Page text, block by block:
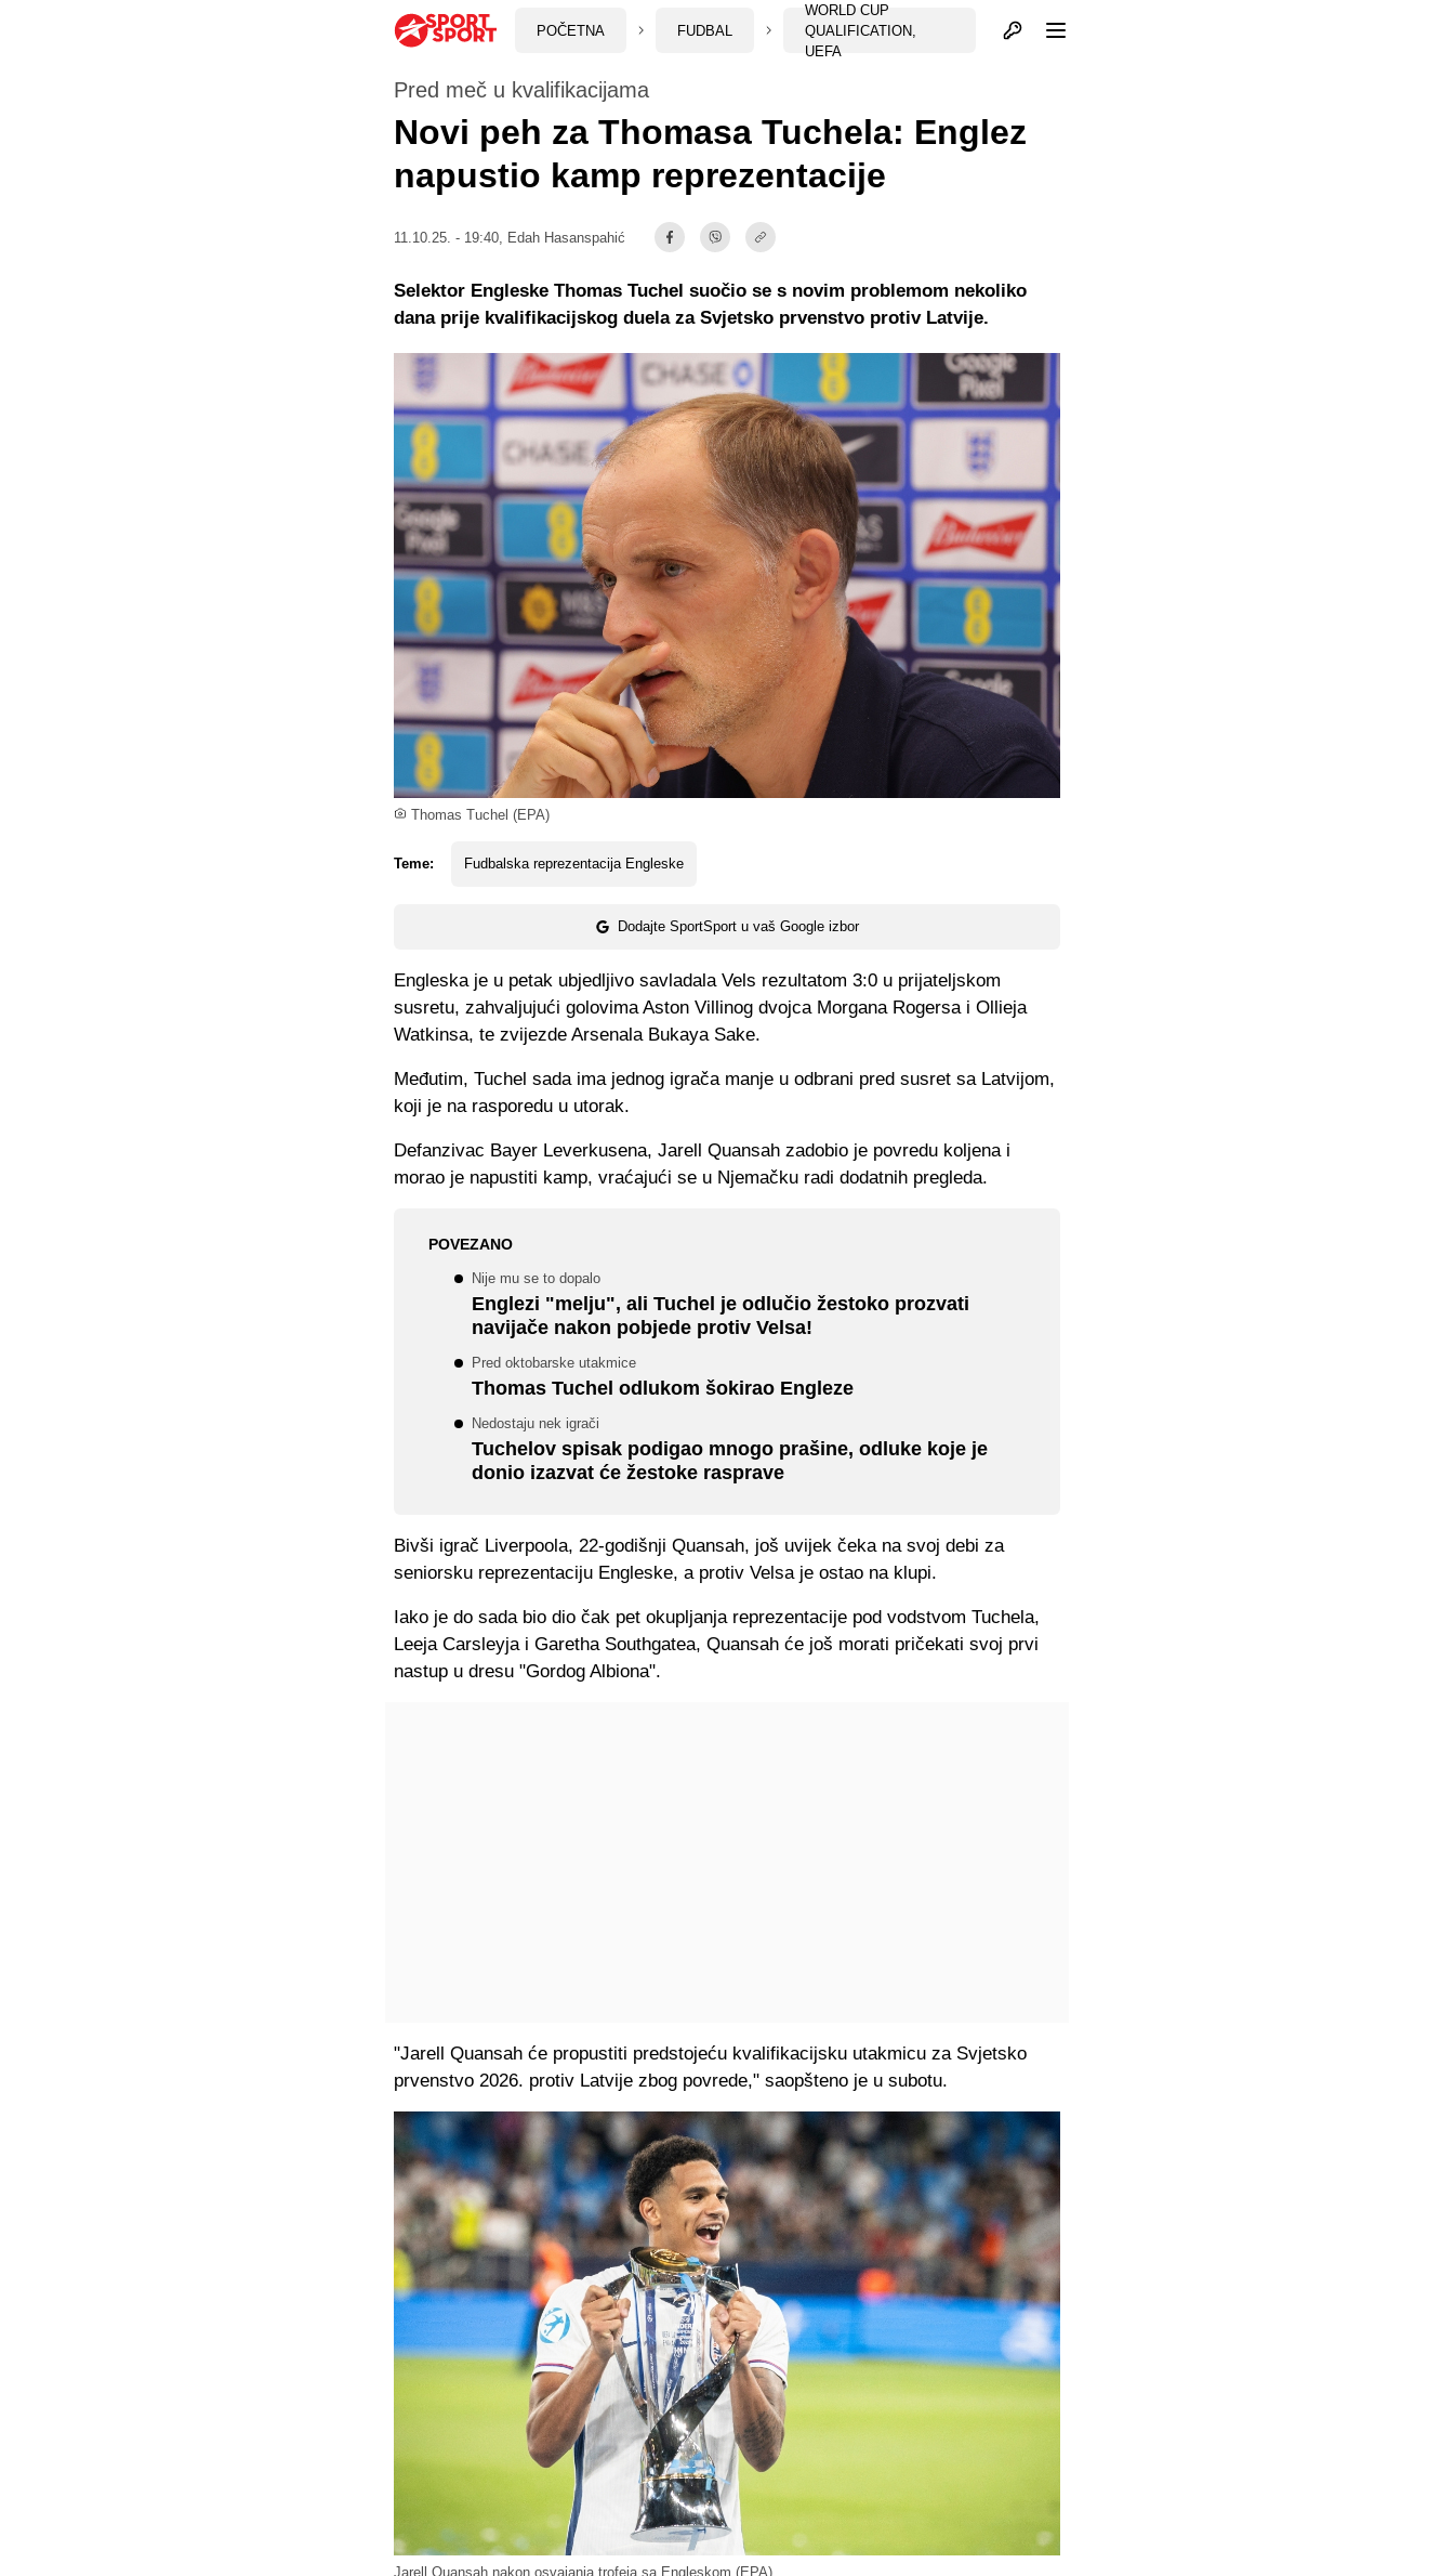
POČETNA FUDBAL
WORLD CUP
QUALIFICATION,
UEFA
Otvori profil
Thomas Tuchel (EPA)
Pred meč u kvalifikacijama
Novi peh za Thomasa Tuchela: Englez
napustio kamp reprezentacije
11.10.25. - 19:40, Edah Hasanspahić
Teme: Fudbalska reprezentacija Engleske
Dodajte SportSport u vaš Google izbor
Selektor Engleske Thomas Tuchel suočio se s novim problemom nekoliko
dana prije kvalifikacijskog duela za Svjetsko prvenstvo protiv Latvije.
Engleska je u petak ubjedljivo savladala Vels rezultatom 3:0 u prijateljskom
susretu, zahvaljujući golovima Aston Villinog dvojca Morgana Rogersa i Ollieja
Watkinsa, te zvijezde Arsenala Bukaya Sake.
Međutim, Tuchel sada ima jednog igrača manje u odbrani pred susret sa Latvijom,
koji je na rasporedu u utorak.
Defanzivac Bayer Leverkusena, Jarell Quansah zadobio je povredu koljena i
morao je napustiti kamp, vraćajući se u Njemačku radi dodatnih pregleda.
POVEZANO
Nije mu se to dopalo
Englezi "melju", ali Tuchel je odlučio žestoko prozvati
navijače nakon pobjede protiv Velsa!
Pred oktobarske utakmice
Thomas Tuchel odlukom šokirao Engleze
Nedostaju nek igrači
Tuchelov spisak podigao mnogo prašine, odluke koje je
donio izazvat će žestoke rasprave
Bivši igrač Liverpoola, 22-godišnji Quansah, još uvijek čeka na svoj debi za
seniorsku reprezentaciju Engleske, a protiv Velsa je ostao na klupi.
Iako je do sada bio dio čak pet okupljanja reprezentacije pod vodstvom Tuchela,
Leeja Carsleyja i Garetha Southgatea, Quansah će još morati pričekati svoj prvi
nastup u dresu "Gordog Albiona".
"Jarell Quansah će propustiti predstojeću kvalifikacijsku utakmicu za Svjetsko
prvenstvo 2026. protiv Latvije zbog povrede," saopšteno je u subotu.
Jarell Quansah nakon osvajanja trofeja sa Engleskom (EPA)